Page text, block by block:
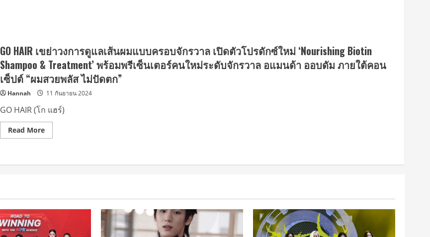
GO HAIR เขย่าวงการดูแลเส้นผมแบบครอบจักรวาล เปิดตัวโปรดักซ์ใหม่ ‘Nourishing Biotin
Shampoo & Treatment’ พร้อมพรีเซ็นเตอร์คนใหม่ระดับจักรวาล อแมนด้า ออบดัม ภายใต้คอน
เซ็ปต์ “ผมสวยพลัส ไม่ปัดตก”
Hannah 11 กันยายน 2024
GO HAIR (โก แฮร์)
Read MoreRead
more
เขย่า
ครอบ
เปิด
ตัว
โปรดักซ์
ใหม่